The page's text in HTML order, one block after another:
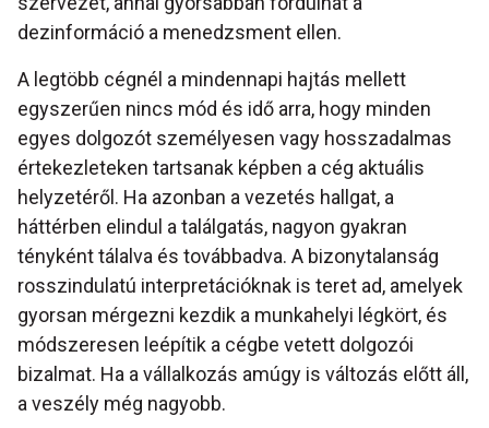
dezinformáció a menedzsment ellen.
A legtöbb cégnél a mindennapi hajtás mellett
egyszerűen nincs mód és idő arra, hogy minden
egyes dolgozót személyesen vagy hosszadalmas
értekezleteken tartsanak képben a cég aktuális
helyzetéről. Ha azonban a vezetés hallgat, a
háttérben elindul a találgatás, nagyon gyakran
tényként tálalva és továbbadva. A bizonytalanság
rosszindulatú interpretációknak is teret ad, amelyek
gyorsan mérgezni kezdik a munkahelyi légkört, és
módszeresen leépítik a cégbe vetett dolgozói
bizalmat. Ha a vállalkozás amúgy is változás előtt áll,
a veszély még nagyobb.